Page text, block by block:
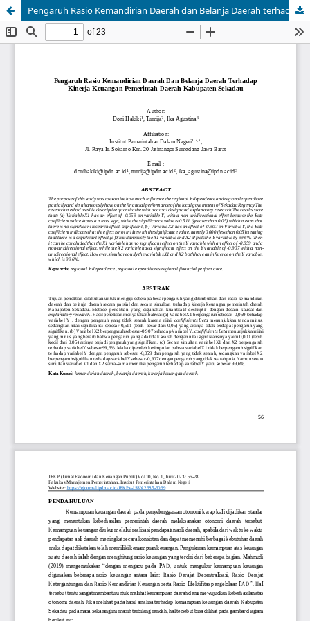
Pengaruh Rasio Kemandirian Daerah dan Belanja Daerah terhadap Kinerja Keuangan Pemerintah Daerah Kabupaten Sekadau